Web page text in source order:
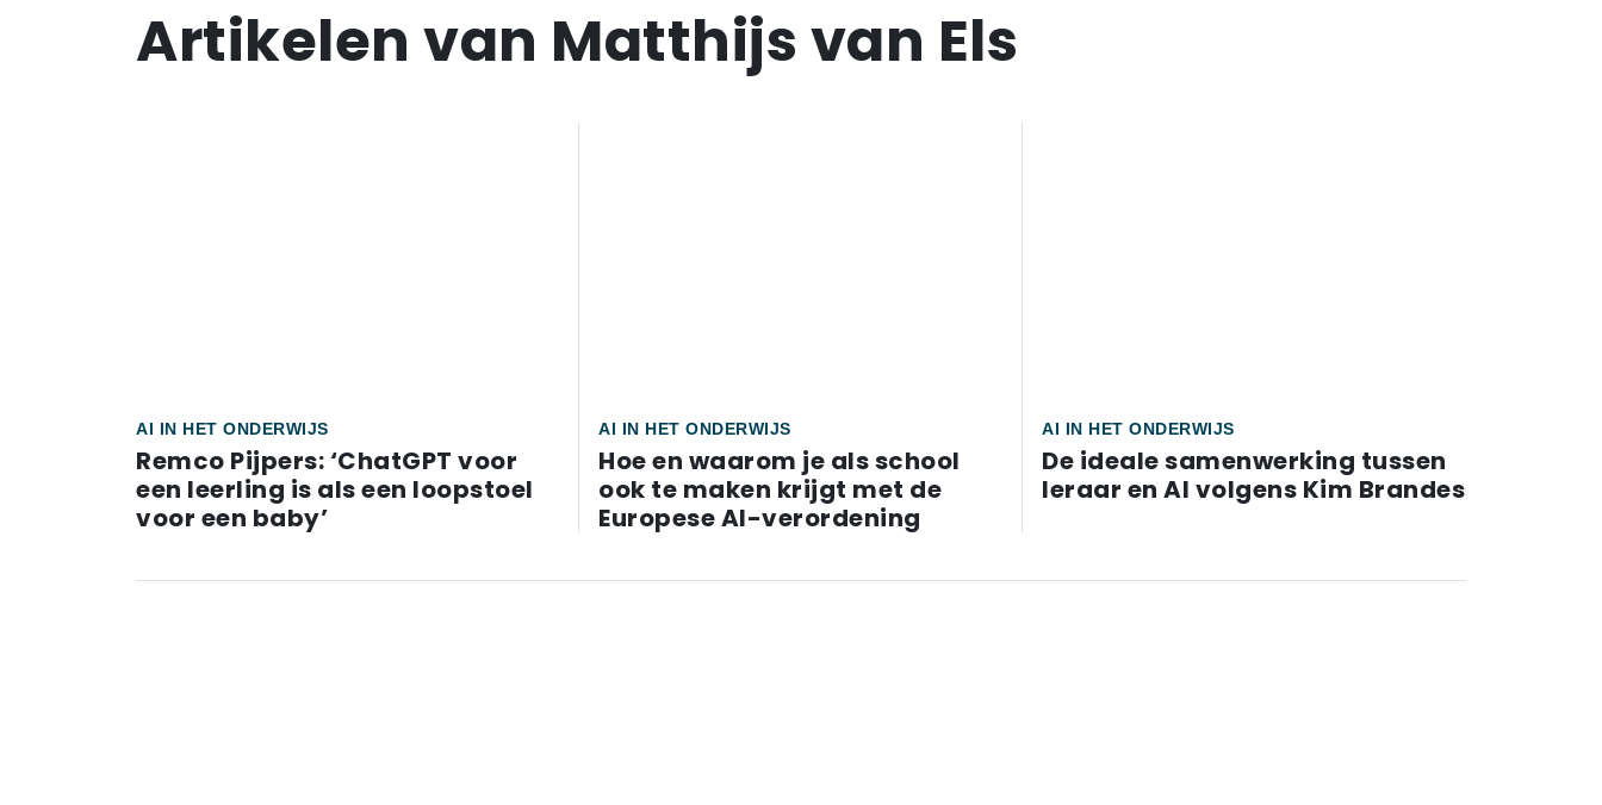
Artikelen van Matthijs van Els
AI IN HET ONDERWIJS
Remco Pijpers: ‘ChatGPT voor
een leerling is als een loopstoel
voor een baby’
AI IN HET ONDERWIJS
Hoe en waarom je als school
ook te maken krijgt met de
Europese AI-verordening
AI IN HET ONDERWIJS
De ideale samenwerking tussen
leraar en AI volgens Kim Brandes